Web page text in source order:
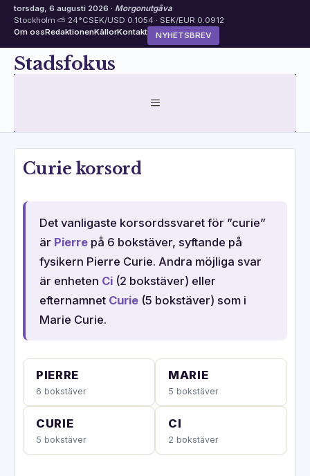
torsdag, 6 augusti 2026 · Morgonutgåva
Stockholm ⛅ 24°CSEK/USD 0.1054 · SEK/EUR 0.0912
Om ossRedaktionenKällorKontakt NYHETSBREV
HoppaStadsfokus
MENY
Curie korsord
Det vanligaste korsordssvaret för ”curie”
är Pierrepå 6 bokstäver, syftande på
fysikern Pierre Curie. Andra möjliga svar
är enheten Ci(2 bokstäver) eller
efternamnet Curie(5 bokstäver) som i
Marie Curie.
PIERRE
6 bokstäver
MARIE
5 bokstäver
CURIE
5 bokstäver
CI
2 bokstäver